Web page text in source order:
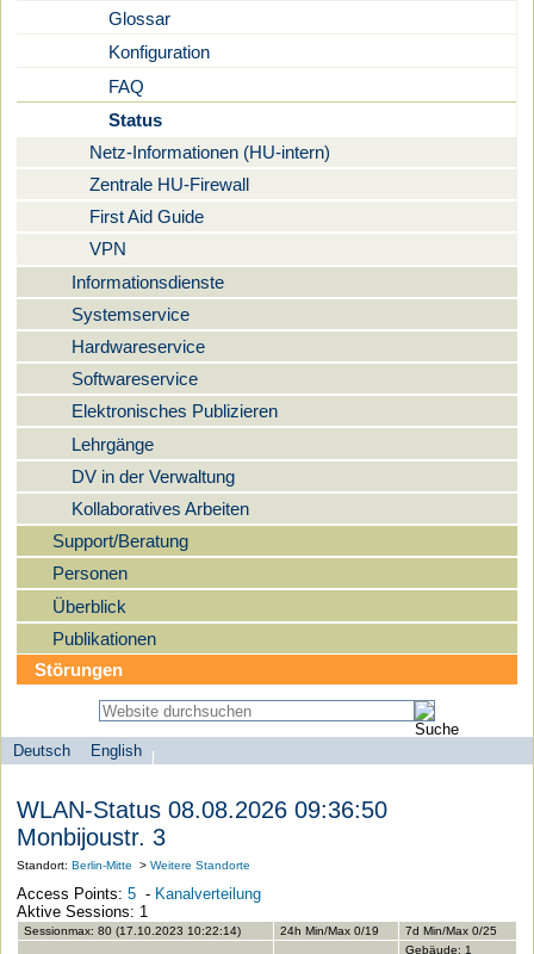
Glossar
Konfiguration
FAQ
Status
Netz-Informationen (HU-intern)
Zentrale HU-Firewall
First Aid Guide
VPN
Informationsdienste
Systemservice
Hardwareservice
Softwareservice
Elektronisches Publizieren
Lehrgänge
DV in der Verwaltung
Kollaboratives Arbeiten
Support/Beratung
Personen
Überblick
Publikationen
Störungen
Sprachauswahl
Deutsch
English
search-menu
Universität
zu
Berlin
-
Computer-
WLAN-Status 08.08.2026 09:36:50
Monbijoustr. 3
Standort: Berlin-Mitte > Weitere Standorte
Access Points: 5- Kanalverteilung
Aktive Sessions: 1
Sessionmax: 80 (17.10.2023 10:22:14) 24h Min/Max 0/19
7d Min/Max 0/25
Gebäude: 1